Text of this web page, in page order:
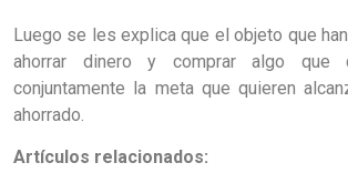
Luego se les explica que el objeto que
ahorrar dinero y comprar algo que
conjuntamente la meta que quieren
ahorrado.
Artículos relacionados: